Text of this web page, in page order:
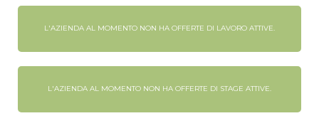
L'AZIENDA AL MOMENTO NON HA OFFERTE DI LAVORO ATTIVE.
L'AZIENDA AL MOMENTO NON HA OFFERTE DI STAGE ATTIVE.